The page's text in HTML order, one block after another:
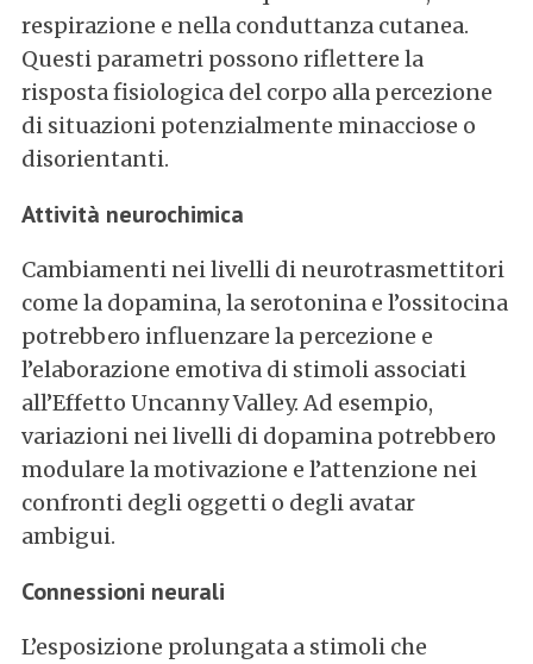
respirazione e nella conduttanza cutanea.
Questi parametri possono riflettere la
risposta fisiologica del corpo alla percezione
di situazioni potenzialmente minacciose o
disorientanti.
Attività neurochimica
Cambiamenti nei livelli di neurotrasmettitori
come la dopamina, la serotonina e l’ossitocina
potrebbero influenzare la percezione e
l’elaborazione emotiva di stimoli associati
all’Effetto Uncanny Valley. Ad esempio,
variazioni nei livelli di dopamina potrebbero
modulare la motivazione e l’attenzione nei
confronti degli oggetti o degli avatar
ambigui.
Connessioni neurali
L’esposizione prolungata a stimoli che